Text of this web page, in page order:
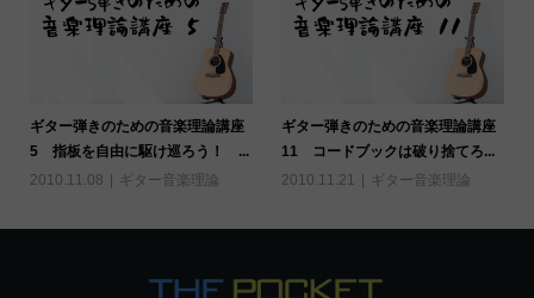
ギター弾きのための音楽理論講座
5 指板を自由に駆け巡ろう！ ...
2010.11.08
ギター音楽理論
ギター弾きのための音楽理論講座
11 コードブックは破り捨てろ...
2010.11.21
ギター音楽理論